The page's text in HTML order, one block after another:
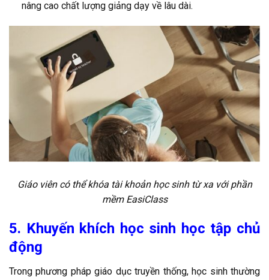
nâng cao chất lượng giảng dạy về lâu dài.
Giáo viên có thể khóa tài khoản học sinh từ xa với phần
mềm EasiClass
5. Khuyến khích học sinh học tập chủ
động
Trong phương pháp giáo dục truyền thống, học sinh thường